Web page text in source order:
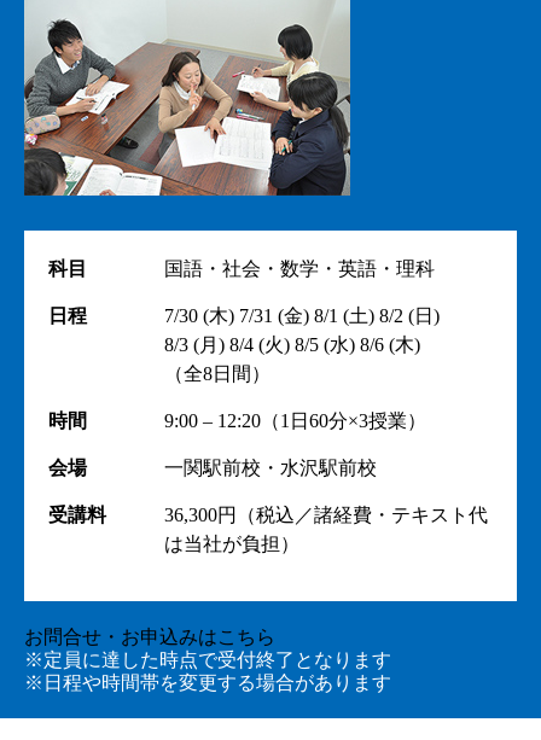
科目 国語・社会・数学・英語・理科
日程 7/30 (木) 7/31 (金) 8/1 (土) 8/2 (日)
8/3 (月) 8/4 (火) 8/5 (水) 8/6 (木)
（全8日間）
時間 9:00 – 12:20（1日60分×3授業）
会場 一関駅前校・水沢駅前校
受講料
36,300円（税込／諸経費・テキスト代
は当社が負担）
お問合せ・お申込みはこちら
※定員に達した時点で受付終了となります
※日程や時間帯を変更する場合があります